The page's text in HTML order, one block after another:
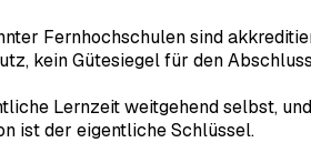
Fernhochschulen sind
kein Gütesiegel für den
Lernzeit weitgehend selbst,
ist der eigentliche Schlüssel.